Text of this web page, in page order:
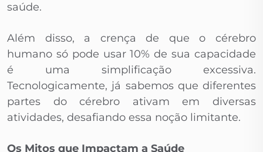
saúde.
Além disso, a crença de que o cérebro
humano só pode usar 10% de sua capacidade
é uma simplificação excessiva.
Tecnologicamente, já sabemos que diferentes
partes do cérebro ativam em diversas
atividades, desafiando essa noção limitante.
Os Mitos que Impactam a Saúde